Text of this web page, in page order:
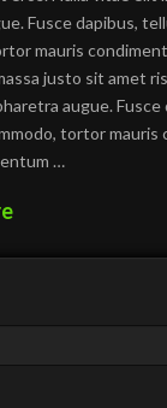
Fusce dapibus,
mauris
justo sit amet
augue. Fusce
tortor mauris
…